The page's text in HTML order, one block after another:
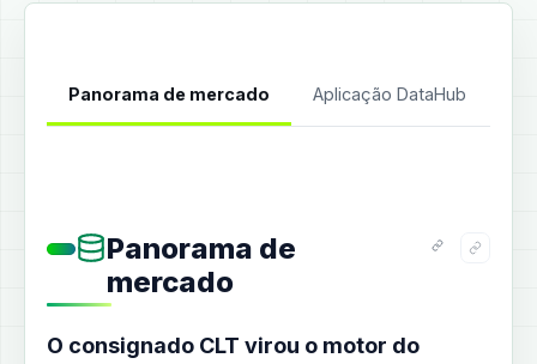
Panorama de mercado Aplicação DataHub
Panorama de
mercado
O consignado CLT virou o motor do